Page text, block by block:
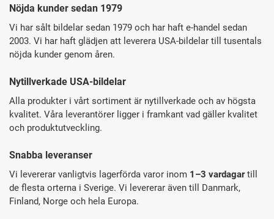
Nöjda kunder sedan 1979
Vi har sålt bildelar sedan 1979 och har haft e-handel sedan
2003. Vi har haft glädjen att leverera USA-bildelar till tusentals
nöjda kunder genom åren.
Nytillverkade USA-bildelar
Alla produkter i vårt sortiment är nytillverkade och av högsta
kvalitet. Våra leverantörer ligger i framkant vad gäller kvalitet
och produktutveckling.
Snabba leveranser
Vi levererar vanligtvis lagerförda varor inom 1–3 vardagartill
de flesta orterna i Sverige. Vi levererar även till Danmark,
Finland, Norge och hela Europa.